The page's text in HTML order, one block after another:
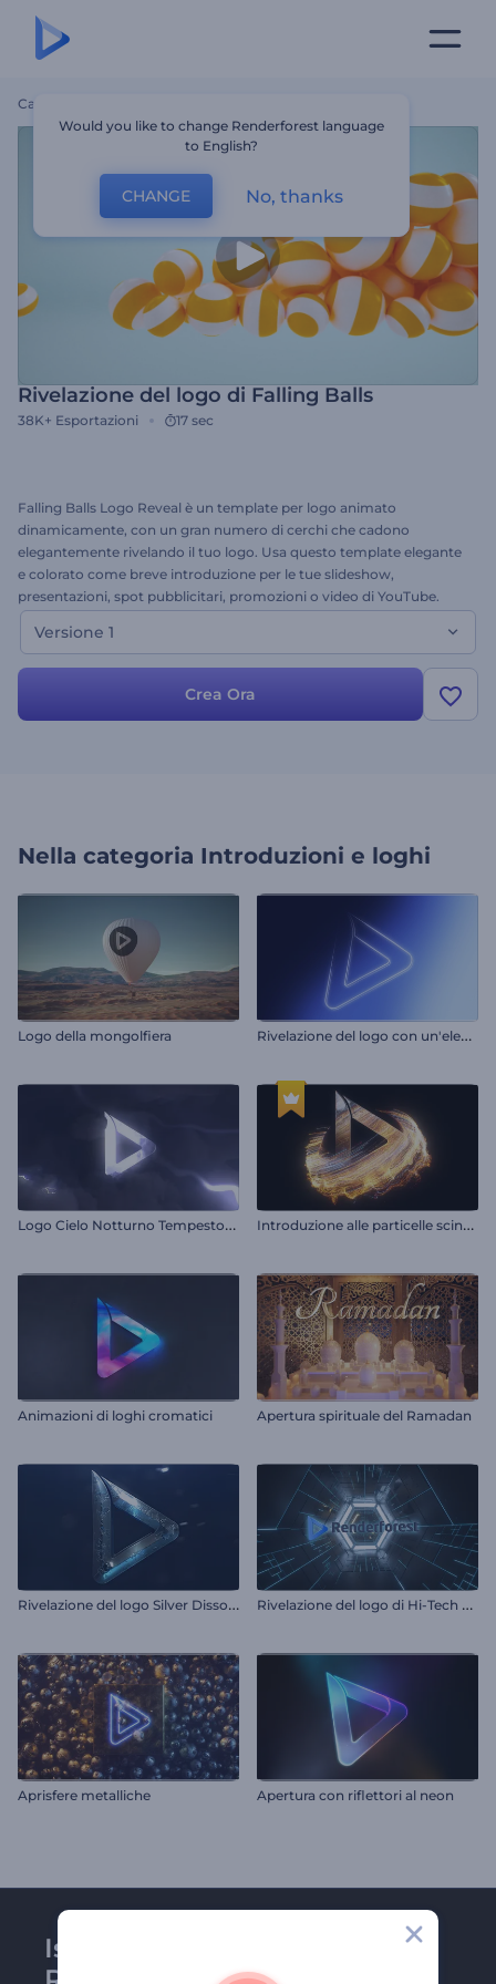
Casa
Rivelazione del logo di Falling Balls
38K+ Esportazioni 17 sec
Falling Balls Logo Reveal è un template per logo animato
dinamicamente, con un gran numero di cerchi che cadono
elegantemente rivelando il tuo logo. Usa questo template elegante
e colorato come breve introduzione per le tue slideshow,
presentazioni, spot pubblicitari, promozioni o video di YouTube.
Carica semplicemente il tuo logo, aggiungi il testo e lascia i tuoi
clienti a bocca aperta con questo design del logo impressionante,
Versione 1
Crea Ora
Nella categoria Introduzioni e loghi
Logo della mongolfiera R
ivelazione del logo con un'elegante luce.
L
ogo Cielo Notturno Tempestoso I
ntroduzione alle particelle scintillanti vorticose
Animazioni di loghi cromatici Apertura spirituale del Ramadan
R
ivelazione del logo Silver Dissolve R
ivelazione del logo di Hi-Tech Tunnel
Aprisfere metalliche Apertura con riflettori al neon
Iscriviti alla newsletter di
Would you like to change Renderforest language
to English?
CHANGE No, thanks